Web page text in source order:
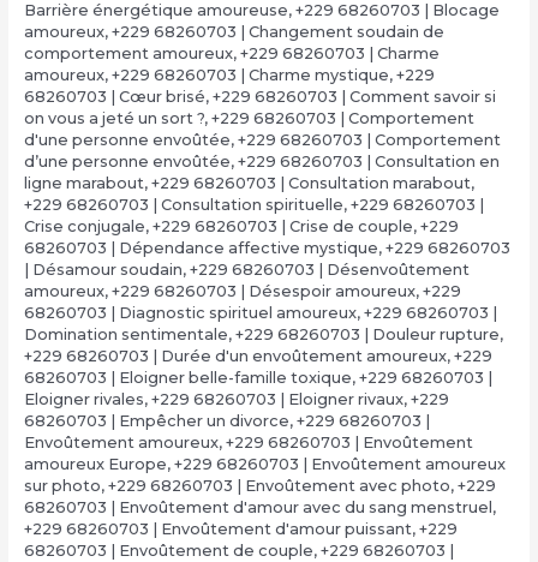
Barrière énergétique amoureuse, +229 68260703 | Blocage
amoureux, +229 68260703 | Changement soudain de
comportement amoureux, +229 68260703 | Charme
amoureux, +229 68260703 | Charme mystique, +229
68260703 | Cœur brisé, +229 68260703 | Comment savoir si
on vous a jeté un sort ?, +229 68260703 | Comportement
d'une personne envoûtée, +229 68260703 | Comportement
d’une personne envoûtée, +229 68260703 | Consultation en
ligne marabout, +229 68260703 | Consultation marabout,
+229 68260703 | Consultation spirituelle, +229 68260703 |
Crise conjugale, +229 68260703 | Crise de couple, +229
68260703 | Dépendance affective mystique, +229 68260703
| Désamour soudain, +229 68260703 | Désenvoûtement
amoureux, +229 68260703 | Désespoir amoureux, +229
68260703 | Diagnostic spirituel amoureux, +229 68260703 |
Domination sentimentale, +229 68260703 | Douleur rupture,
+229 68260703 | Durée d'un envoûtement amoureux, +229
68260703 | Eloigner belle-famille toxique, +229 68260703 |
Eloigner rivales, +229 68260703 | Eloigner rivaux, +229
68260703 | Empêcher un divorce, +229 68260703 |
Envoûtement amoureux, +229 68260703 | Envoûtement
amoureux Europe, +229 68260703 | Envoûtement amoureux
sur photo, +229 68260703 | Envoûtement avec photo, +229
68260703 | Envoûtement d'amour avec du sang menstruel ,
+229 68260703 | Envoûtement d'amour puissant, +229
68260703 | Envoûtement de couple, +229 68260703 |